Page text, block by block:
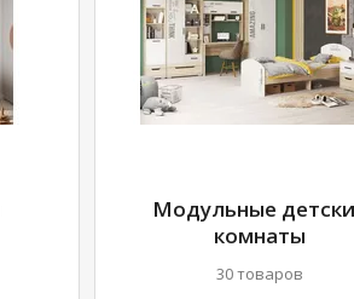
Модульные
комнаты
30 товаров